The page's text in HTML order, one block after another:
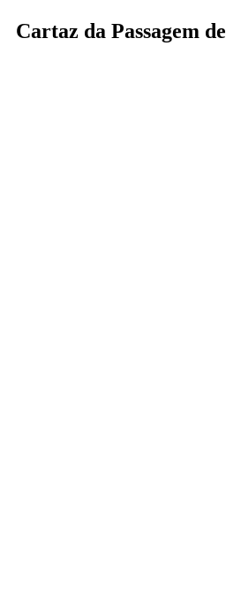
Cartaz da Passagem